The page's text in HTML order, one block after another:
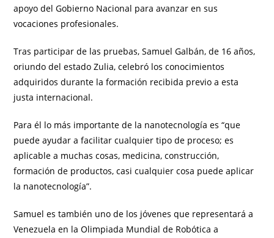
apoyo del Gobierno Nacional para avanzar en sus
vocaciones profesionales.
Tras participar de las pruebas, Samuel Galbán, de 16 años,
oriundo del estado Zulia, celebró los conocimientos
adquiridos durante la formación recibida previo a esta
justa internacional.
Para él lo más importante de la nanotecnología es “que
puede ayudar a facilitar cualquier tipo de proceso; es
aplicable a muchas cosas, medicina, construcción,
formación de productos, casi cualquier cosa puede aplicar
la nanotecnología”.
Samuel es también uno de los jóvenes que representará a
Venezuela en la Olimpiada Mundial de Robótica a